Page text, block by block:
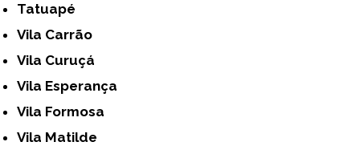
Tatuapé
Vila Carrão
Vila Curuçá
Vila Esperança
Vila Formosa
Vila Matilde